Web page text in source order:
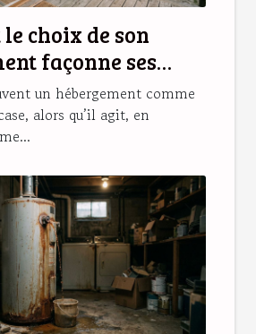
choix de son
façonne ses
vacances
un hébergement comme
alors qu’il agit, en